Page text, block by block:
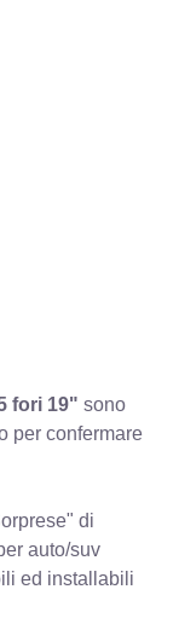
fori 19" sono
per confermare
di
auto/suv
ed installabili